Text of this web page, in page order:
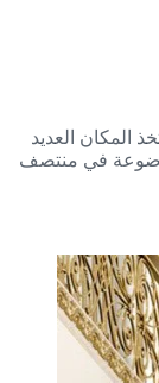
المكان العديد
في منتصف